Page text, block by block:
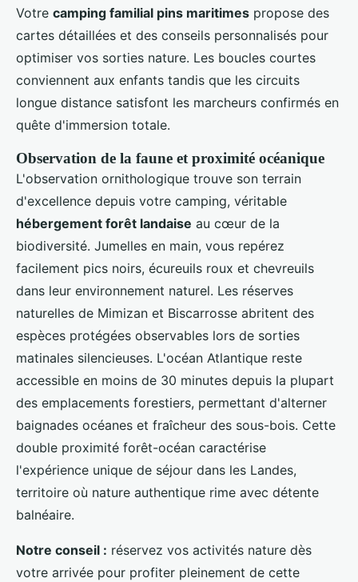
Votre camping familial pins maritimes propose des
cartes détaillées et des conseils personnalisés pour
optimiser vos sorties nature. Les boucles courtes
conviennent aux enfants tandis que les circuits
longue distance satisfont les marcheurs confirmés en
quête d'immersion totale.
Observation de la faune et proximité océanique
L'observation ornithologique trouve son terrain
d'excellence depuis votre camping, véritable
hébergement forêt landaise au cœur de la
biodiversité. Jumelles en main, vous repérez
facilement pics noirs, écureuils roux et chevreuils
dans leur environnement naturel. Les réserves
naturelles de Mimizan et Biscarrosse abritent des
espèces protégées observables lors de sorties
matinales silencieuses. L'océan Atlantique reste
accessible en moins de 30 minutes depuis la plupart
des emplacements forestiers, permettant d'alterner
baignades océanes et fraîcheur des sous-bois. Cette
double proximité forêt-océan caractérise
l'expérience unique de séjour dans les Landes,
territoire où nature authentique rime avec détente
balnéaire.
Notre conseil : réservez vos activités nature dès
votre arrivée pour profiter pleinement de cette